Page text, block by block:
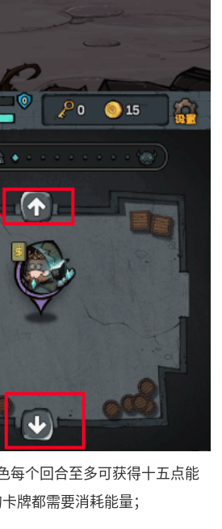
每个回合至多可获得十五点能
牌都需要消耗能量；